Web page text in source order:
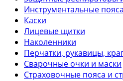
Инструментальные пояса
Каски
Лицевые щитки
Наколенники
Перчатки, рукавицы,
Сварочные очки и маски
Страховочные пояса и